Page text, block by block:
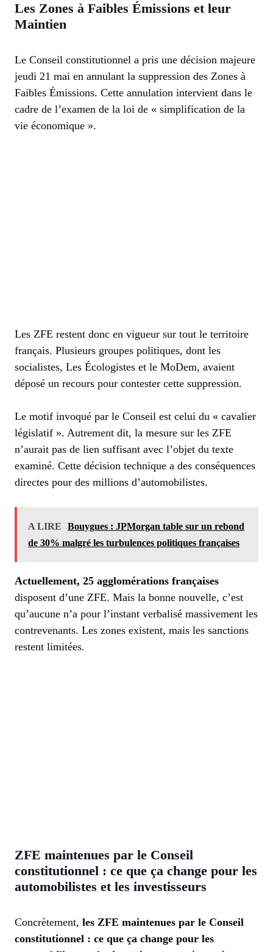
Les Zones à Faibles Émissions et leur
Maintien
Le Conseil constitutionnel a pris une décision majeure
jeudi 21 mai en annulant la suppression des Zones à
Faibles Émissions. Cette annulation intervient dans le
cadre de l’examen de la loi de « simplification de la
vie économique ».
Les ZFE restent donc en vigueur sur tout le territoire
français. Plusieurs groupes politiques, dont les
socialistes, Les Écologistes et le MoDem, avaient
déposé un recours pour contester cette suppression.
Le motif invoqué par le Conseil est celui du « cavalier
législatif ». Autrement dit, la mesure sur les ZFE
n’aurait pas de lien suffisant avec l’objet du texte
examiné. Cette décision technique a des conséquences
directes pour des millions d’automobilistes.
A LIRE
Bouygues : JPMorgan table sur un rebond
de 30% malgré les turbulences politiques françaises
Actuellement, 25 agglomérations françaises
disposent d’une ZFE. Mais la bonne nouvelle, c’est
qu’aucune n’a pour l’instant verbalisé massivement les
contrevenants. Les zones existent, mais les sanctions
restent limitées.
ZFE maintenues par le Conseil
constitutionnel : ce que ça change pour les
automobilistes et les investisseurs
Concrètement, les ZFE maintenues par le Conseil
constitutionnel : ce que ça change pour les